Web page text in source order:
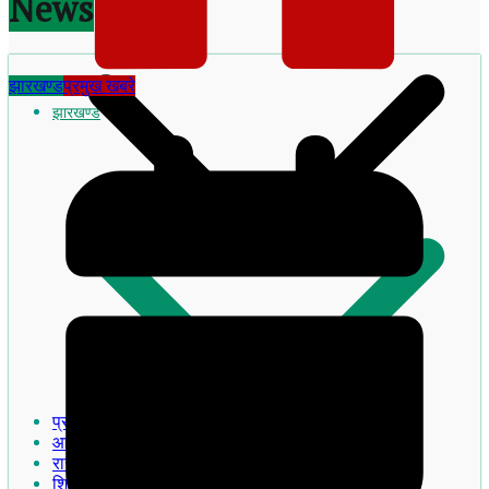
झारखण्ड
प्रमुख खबरे
आदिवासी
राजनीति
शिक्षा
झारखण्डप्रमुख खबरे